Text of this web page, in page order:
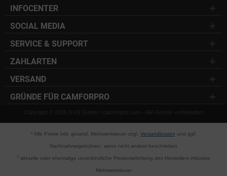
INFOCENTER
SOCIAL MEDIA
SERVICE & SUPPORT
ZAHLARTEN
VERSAND
GRÜNDE FÜR CAMFORPRO
Copyright © 2025 S.H1 GmbH / camforpro.com - Alle Rechte vorbehalten
* Alle Preise inkl. gesetzl. Mehrwertsteuer zzgl. Versandkosten und ggf.
Nachnahmegebühren, wenn nicht anders beschrieben
aktuelle oder ehemalige unverbindliche Preisempfehlung des Herstellers inklusive
Mehrwertsteuer